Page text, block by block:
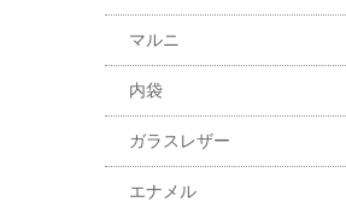
マルニ
内袋
ガラスレザー
エナメル